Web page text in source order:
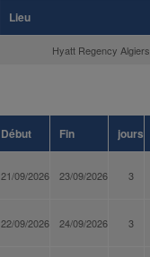
Lieu
Hyatt Regency Algiers
Début Fin jours
21/09/2026 23/09/2026 3
22/09/2026 24/09/2026 3